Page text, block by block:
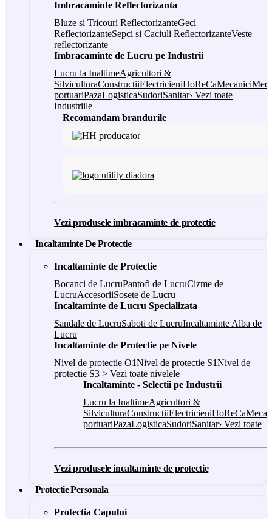
Imbracaminte Reflectorizanta
Bluze si Tricouri ReflectorizanteGeci
ReflectorizanteSepci si Caciuli ReflectorizanteVeste
reflectorizante
Imbracaminte de Lucru pe Industrii
Lucru la InaltimeAgricultori &
SilviculturaConstructiiElectricieniHoReCaMecanici
portuariPazaLogisticaSudoriSanitar› Vezi toate
Industriile
Recomandam brandurile
Vezi produsele imbracaminte de protectie
Incaltaminte De Protectie
Incaltaminte de Protectie
Bocanci de LucruPantofi de LucruCizme de
LucruAccesoriiSosete de Lucru
Incaltaminte de Lucru Specializata
Sandale de LucruSaboti de LucruIncaltaminte Alba de
Lucru
Incaltaminte de Protectie pe Nivele
Nivel de protectie O1Nivel de protectie S1Nivel de
protectie S3 > Vezi toate nivelele
Incaltaminte - Selectii pe Industrii
Lucru la InaltimeAgricultori &
SilviculturaConstructiiElectricieniHoReCa
portuariPazaLogisticaSudoriSanitar› Vezi toate
Vezi produsele incaltaminte de protectie
Protectie Personala
Protectia Capului